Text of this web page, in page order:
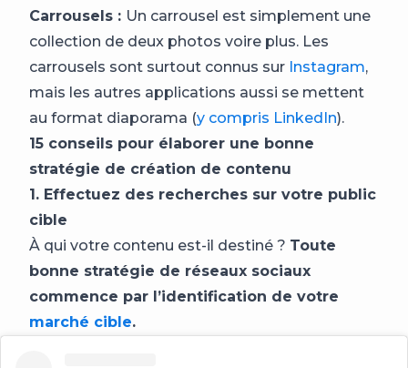
Carrousels : Un carrousel est simplement une
collection de deux photos voire plus. Les
carrousels sont surtout connus sur Instagram,
mais les autres applications aussi se mettent
au format diaporama (y compris LinkedIn).
15 conseils pour élaborer une bonne
stratégie de création de contenu
1. Effectuez des recherches sur votre public
cible
À qui votre contenu est-il destiné ? Toute
bonne stratégie de réseaux sociaux
commence par l’identification de votre
marché cible.